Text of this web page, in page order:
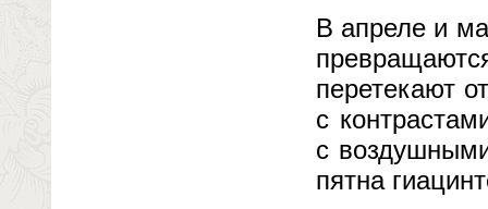
В апреле и
перетекают
с
с
пятна